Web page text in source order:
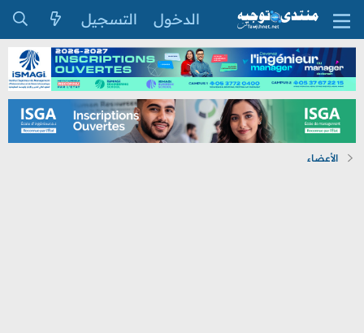
الدخول التسجيل
الأعضاء